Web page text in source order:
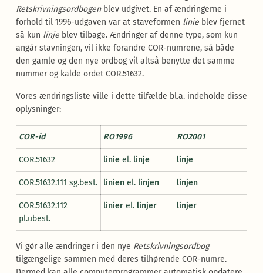
Retskrivningsordbogenblev udgivet. En af ændringerne i
forhold til 1996-udgaven var at staveformen linieblev fjernet
så kun linje blev tilbage. Ændringer af denne type, som kun
angår stavningen, vil ikke forandre COR-numrene, så både
den gamle og den nye ordbog vil altså benytte det samme
nummer og kalde ordet COR.51632.
Vores ændringsliste ville i dette tilfælde bl.a. indeholde disse
oplysninger:
COR-id RO1996 RO2001
COR.51632 linieel. linje linje
COR.51632.111 sg.best. linienel. linjen linjen
COR.51632.112
pl.ubest.
linierel. linjer linjer
Vi gør alle ændringer i den nye Retskrivningsordbog
tilgængelige sammen med deres tilhørende COR-numre.